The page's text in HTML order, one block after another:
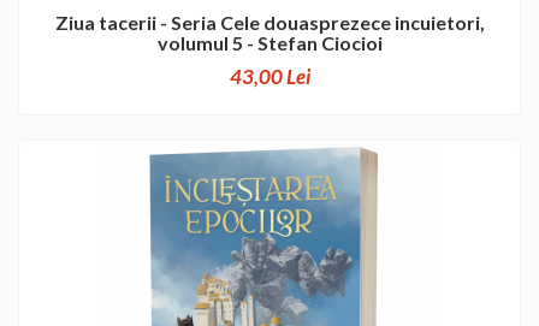
Ziua tacerii - Seria Cele douasprezece incuietori,
volumul 5 - Stefan Ciocioi
43,00 Lei